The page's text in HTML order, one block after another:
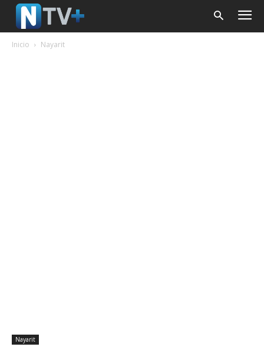
Inicio Nayarit
Nayarit